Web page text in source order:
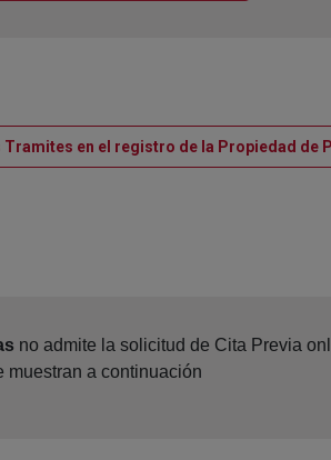
en el registro de la Propiedad de
no admite la solicitud de Cita Previa
muestran a continuación